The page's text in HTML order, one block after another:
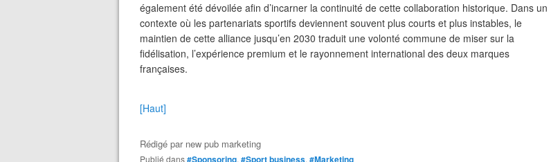
également été dévoilée afin d’incarner la continuité de cette collaboration historique. Dans un
contexte où les partenariats sportifs deviennent souvent plus courts et plus instables, le
maintien de cette alliance jusqu’en 2030 traduit une volonté commune de miser sur la
fidélisation, l’expérience premium et le rayonnement international des deux marques
françaises.
[Haut]
Rédigé par new pub marketing
Publié dans#Sponsoring, #Sport business, #Marketing